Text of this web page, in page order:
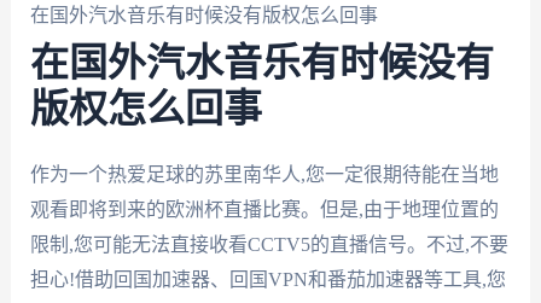
在国外汽水音乐有时候没有版权怎么回事
在国外汽水音乐有时候没有
版权怎么回事
作为一个热爱足球的苏里南华人,您一定很期待能在当地
观看即将到来的欧洲杯直播比赛。但是,由于地理位置的
限制,您可能无法直接收看CCTV5的直播信号。不过,不要
担心!借助回国加速器、回国VPN和番茄加速器等工具,您